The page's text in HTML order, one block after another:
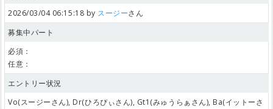
2026/03/04 06:15:18 by スージーさん
募集中パート
必須：
任意：
エントリー状況
Vo(スージーさん), Dr(ひろぴぃさん), Gt1(みゅうらぁさん), Ba(イットーさ